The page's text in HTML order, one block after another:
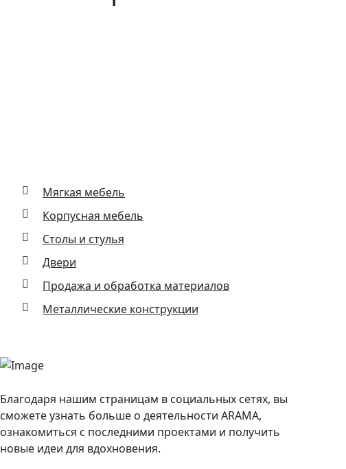
Мягкая мебель
Корпусная мебель
Столы и стулья
Двери
Продажа и обработка материалов
Металлические конструкции
Благодаря нашим страницам в социальных сетях, вы
сможете узнать больше о деятельности ARAMA,
ознакомиться с последними проектами и получить
новые идеи для вдохновения.